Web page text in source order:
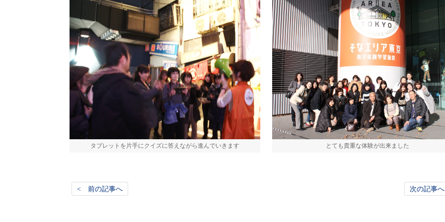
タブレットを片手にクイズに答えながら進んでいきます とても貴重な体験が出来ました
< 前の記事へ 次の記事